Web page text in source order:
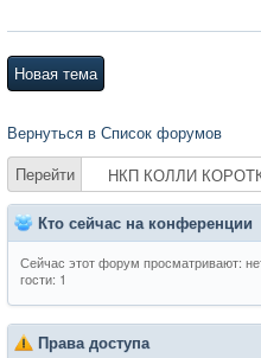
Новая тема
Вернуться в Список форумов
Перейти
Кто сейчас на конференции
Сейчас этот форум просматривают:
гости: 1
Права доступа